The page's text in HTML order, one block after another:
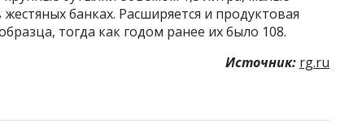
банках. Расширяется и продуктовая
тогда как годом ранее их было 108.
Источник: rg.ru